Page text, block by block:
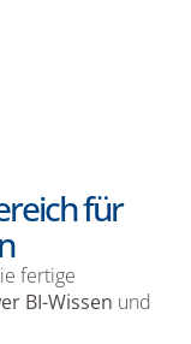
für
fertige
BI-Wissen und